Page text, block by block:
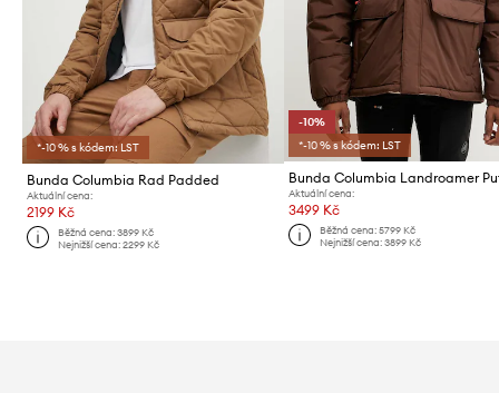
*-10 % s kódem: LST
Bunda Columbia Rad Padded
Aktuální cena:
2199 Kč
Běžná cena:3899 Kč
Nejnižší cena:2299 Kč
-10%
*-10 % s kódem: LST
Bunda Columbia Landroamer
Aktuální cena:
3499 Kč
Běžná cena: 5799 Kč
Nejnižší cena: 3899 Kč